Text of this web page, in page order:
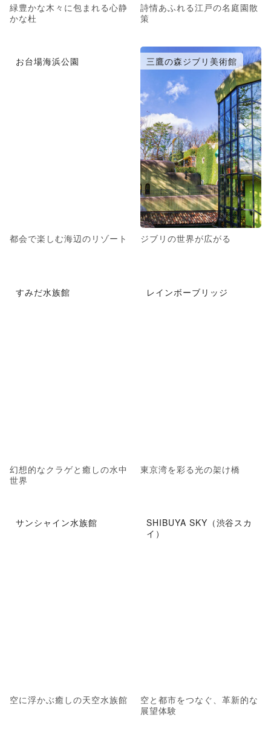
緑豊かな木々に包まれる心静
かな杜
詩情あふれる江戸の名庭園散
策
お台場海浜公園
都会で楽しむ海辺のリゾート
三鷹の森ジブリ美術館
ジブリの世界が広がる
すみだ水族館
幻想的なクラゲと癒しの水中
世界
レインボーブリッジ
東京湾を彩る光の架け橋
サンシャイン水族館
空に浮かぶ癒しの天空水族館
SHIBUYA SKY（渋谷スカ
イ）
空と都市をつなぐ、革新的な
展望体験